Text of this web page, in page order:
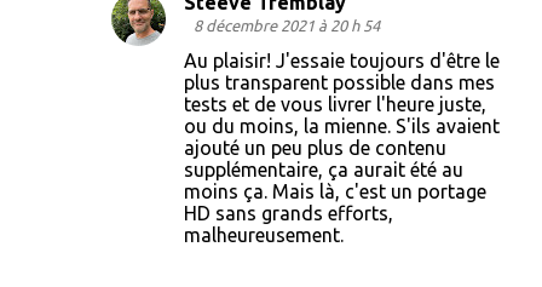
8 décembre 2021 à 20 h 54
Au plaisir! J'essaie toujours d'être le
plus transparent possible dans mes
tests et de vous livrer l'heure juste,
ou du moins, la mienne. S'ils avaient
ajouté un peu plus de contenu
supplémentaire, ça aurait été au
moins ça. Mais là, c'est un portage
HD sans grands efforts,
malheureusement.